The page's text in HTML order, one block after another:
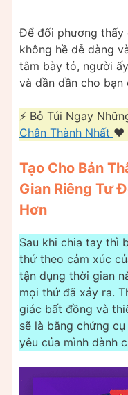
Để đối phương thấy
không hề dễ dàng
tâm bày tỏ, người
và dần dần cho
⚡️ Bỏ Túi Ngay
Chân Thành Nhất ❤️️
Tạo Cho Bản
Gian Riêng Tư
Hơn
Sau khi chia tay thì
thứ theo cảm xúc
tận dụng thời gian
mọi thứ đã xảy ra.
giác bất đồng và
sẽ là bằng chứng
yêu của mình dành